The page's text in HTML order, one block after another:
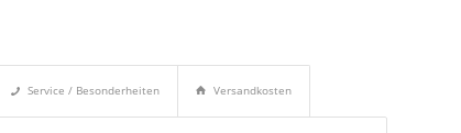
Service / Besonderheiten Versandkosten